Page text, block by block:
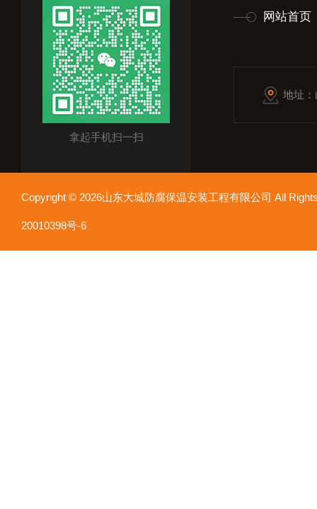
拿起手机扫一扫
网站首页
地址
Copyright © 2026山东大城防腐保温安装工程有限公司 All
20010398号-6